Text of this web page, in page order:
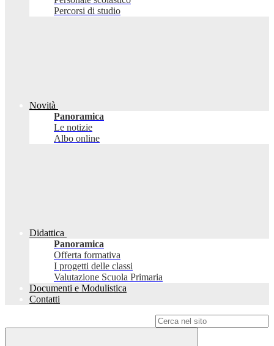
Percorsi di studio
Novità
Panoramica
Le notizie
Albo online
Didattica
Panoramica
Offerta formativa
I progetti delle classi
Valutazione Scuola Primaria
Documenti e Modulistica
Contatti